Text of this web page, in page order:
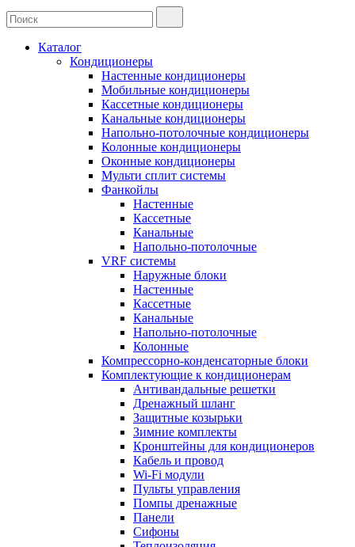
Каталог
Кондиционеры
Настенные кондиционеры
Мобильные кондиционеры
Кассетные кондиционеры
Канальные кондиционеры
Напольно-потолочные кондиционеры
Колонные кондиционеры
Оконные кондиционеры
Мульти сплит системы
Фанкойлы
Настенные
Кассетные
Канальные
Напольно-потолочные
VRF системы
Наружные блоки
Настенные
Кассетные
Канальные
Напольно-потолочные
Колонные
Компрессорно-конденсаторные блоки
Комплектующие к кондиционерам
Антивандальные решетки
Дренажный шланг
Защитные козырьки
Зимние комплекты
Кронштейны для кондиционеров
Кабель и провод
Wi-Fi модули
Пульты управления
Помпы дренажные
Панели
Сифоны